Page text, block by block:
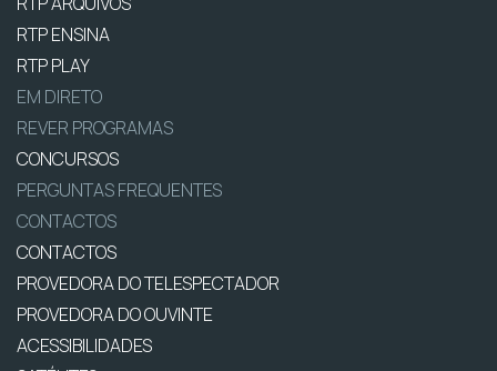
RTP ENSINA
RTP PLAY
EM DIRETO
REVER PROGRAMAS
CONCURSOS
PERGUNTAS FREQUENTES
CONTACTOS
CONTACTOS
PROVEDORA DO TELESPECTADOR
PROVEDORA DO OUVINTE
ACESSIBILIDADES